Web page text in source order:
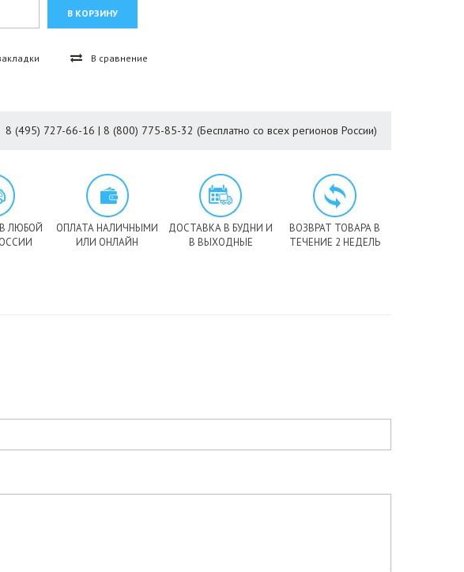
В сравнение
8 (495) 727-66-16 | 8 (800) 775-85-32 (Бесплатно со всех регионов России)
ЛЮБОЙ
ОПЛАТА НАЛИЧНЫМИ
ИЛИ ОНЛАЙН
ДОСТАВКА В БУДНИ И
В ВЫХОДНЫЕ
ВОЗВРАТ ТОВАРА В
ТЕЧЕНИЕ 2 НЕДЕЛЬ